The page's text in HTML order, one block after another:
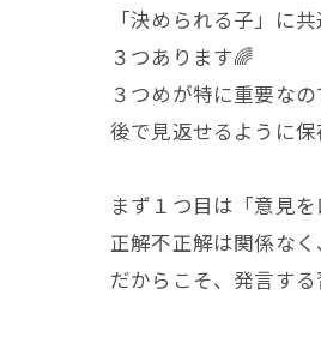
「決められる子」に
３つあります🌈
３つめが特に重要なの
後で見返せるように
まず１つ目は「意見
正解不正解は関係な
だからこそ、発言す